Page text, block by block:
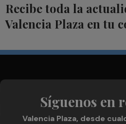
Recibe toda la
Valencia Plaza en tu
Síguenos en
Valencia Plaza, desde